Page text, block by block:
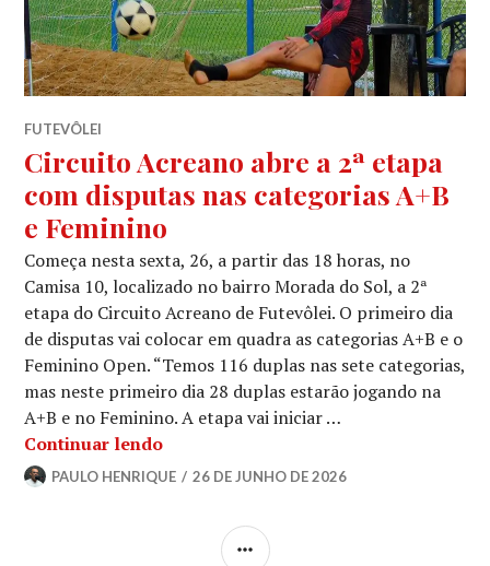
FUTEVÔLEI
Circuito Acreano abre a 2ª etapa
com disputas nas categorias A+B
e Feminino
Começa nesta sexta, 26, a partir das 18 horas, no
Camisa 10, localizado no bairro Morada do Sol, a 2ª
etapa do Circuito Acreano de Futevôlei. O primeiro dia
de disputas vai colocar em quadra as categorias A+B e o
Feminino Open. “Temos 116 duplas nas sete categorias,
mas neste primeiro dia 28 duplas estarão jogando na
A+B e no Feminino. A etapa vai iniciar …
Continuar lendo
PAULO HENRIQUE 26 DE JUNHO DE 2026